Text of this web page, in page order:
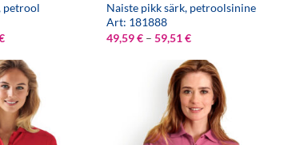
petrool
Hinnavahemik:
kuni
29,75 €
Naiste pikk särk, petroolsinine
Art: 181888
49,59€ – 59,51€Hinnavahemik:
kuni
59,51 €